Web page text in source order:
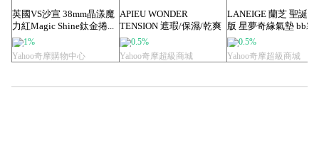
英國VS沙宣 38mm晶漾魔
力紅Magic Shine鈦金捲...
1%
Yahoo奇摩購物中心
APIEU WONDER
TENSION 遮瑕/保濕/乾爽
型...0.5%
Yahoo奇摩超級商城
LANEIGE 蘭芝 聖誕限
版 星夢奇緣氣墊 bb霜
餅 ...0.5%
Yahoo奇摩超級商城